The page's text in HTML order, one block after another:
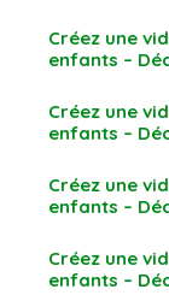
Créez une
enfants –
Créez une
enfants –
Créez une
enfants –
Créez une
enfants –